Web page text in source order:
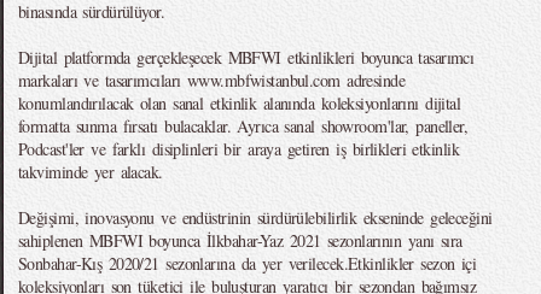
binasında sürdürülüyor.
Dijital platformda gerçekleşecek MBFWI etkinlikleri boyunca tasarımcı
markaları ve tasarımcıları www.mbfwistanbul.com adresinde
konumlandırılacak olan sanal etkinlik alanında koleksiyonlarını dijital
formatta sunma fırsatı bulacaklar. Ayrıca sanal showroom'lar, paneller,
Podcast'ler ve farklı disiplinleri bir araya getiren iş birlikleri etkinlik
takviminde yer alacak.
Değişimi, inovasyonu ve endüstrinin sürdürülebilirlik ekseninde geleceğini
sahiplenen MBFWI boyunca İlkbahar-Yaz 2021 sezonlarının yanı sıra
Sonbahar-Kış 2020/21 sezonlarına da yer verilecek.Etkinlikler sezon içi
koleksiyonları son tüketici ile buluşturan yaratıcı bir sezondan bağımsız